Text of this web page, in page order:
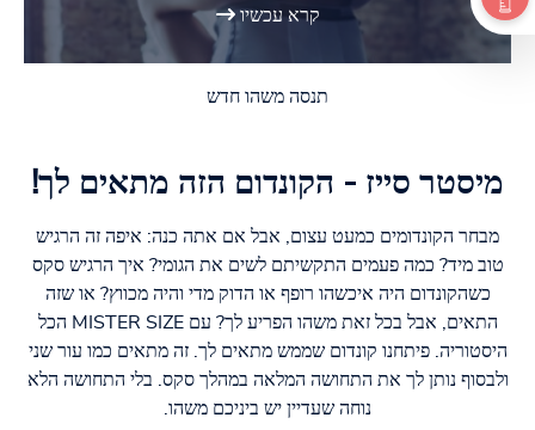
קרא עכשיו
תנסה משהו חדש
מיסטר סייז - הקונדום הזה מתאים לך!
מבחר הקונדומים כמעט עצום, אבל אם אתה כנה: איפה זה הרגיש
טוב מיד? כמה פעמים התקשיתם לשים את הגומי? איך הרגיש סקס
כשהקונדום היה איכשהו רופף או הדוק מדי והיה מכווץ? או שזה
התאים, אבל בכל זאת משהו הפריע לך? עם MISTER SIZE הכל
היסטוריה. פיתחנו קונדום שממש מתאים לך. זה מתאים כמו עור שני
ולבסוף נותן לך את התחושה המלאה במהלך סקס. בלי התחושה הלא
נוחה שעדיין יש ביניכם משהו.